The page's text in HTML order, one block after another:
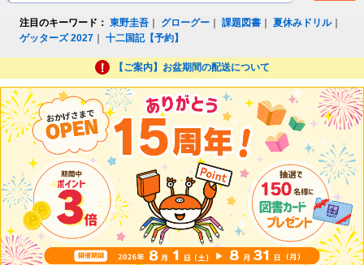
注目のキーワード： 東野圭吾 グローグー ｜課題図書 ｜夏休みドリル｜
ゲッターズ 2027 ｜十二国記【予約】
【ご案内】お盆期間の配送について